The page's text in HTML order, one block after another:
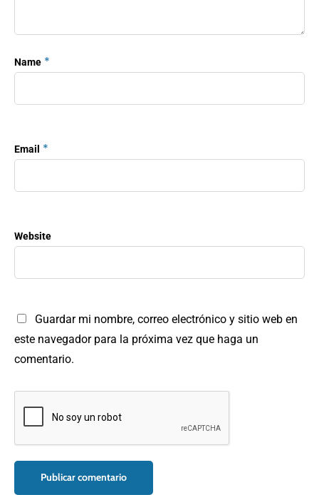
Name *
Email *
Website
Guardar mi nombre, correo electrónico y sitio web en
este navegador para la próxima vez que haga un
comentario.